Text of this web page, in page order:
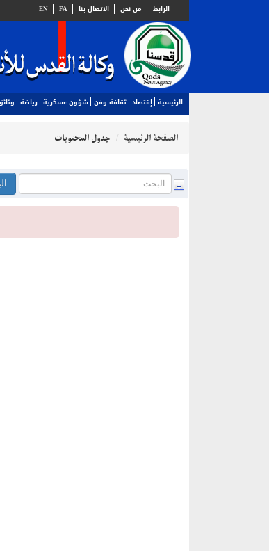
الرابط من نحن الاتصال بنا FA
EN
الرئيسية إقتصاد ثقافة وفن شؤون عسكرية رياضة
الصفحة الرئيسية جدول المحتويات